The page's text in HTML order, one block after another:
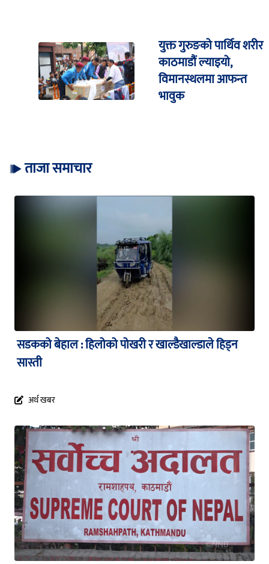
युक्त गुरुङको पार्थिव शरीर
काठमाडौं ल्याइयो,
विमानस्थलमा आफन्त
भावुक
ताजा समाचार
सडकको बेहाल : हिलोको पोखरी र खाल्डैखाल्डाले हिड्न
सास्ती
अर्थ खबर